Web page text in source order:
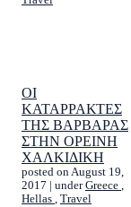
ΟΙ
ΚΑΤΑΡΡΑΚΤΕΣ
ΤΗΣ ΒΑΡΒΑΡΑΣ
ΣΤΗΝ ΟΡΕΙΝΗ
ΧΑΛΚΙΔΙΚΗ
posted on August 19,
2017
underGreece ,
Hellas , Travel